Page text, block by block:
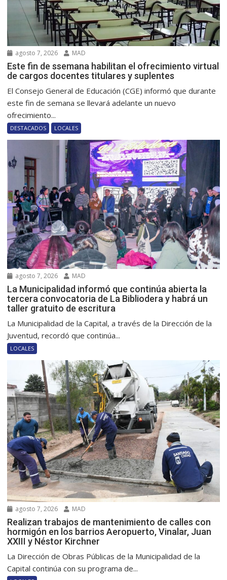
agosto 7, 2026 MAD
Este fin de ssemana habilitan el ofrecimiento virtual
de cargos docentes titulares y suplentes
El Consejo General de Educación (CGE) informó que durante
este fin de semana se llevará adelante un nuevo
ofrecimiento...
DESTACADOS LOCALES
agosto 7, 2026 MAD
La Municipalidad informó que continúa abierta la
tercera convocatoria de La Bibliodera y habrá un
taller gratuito de escritura
La Municipalidad de la Capital, a través de la Dirección de la
Juventud, recordó que continúa...
LOCALES
agosto 7, 2026 MAD
Realizan trabajos de mantenimiento de calles con
hormigón en los barrios Aeropuerto, Vinalar, Juan
XXIII y Néstor Kirchner
La Dirección de Obras Públicas de la Municipalidad de la
Capital continúa con su programa de...